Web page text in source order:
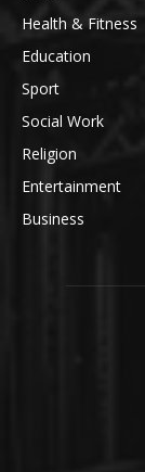
Health & Fitness
Education
Sport
Social Work
Religion
Entertainment
Business